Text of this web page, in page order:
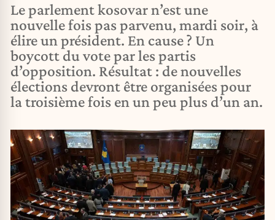
Le parlement kosovar n’est une
nouvelle fois pas parvenu, mardi soir, à
élire un président. En cause ? Un
boycott du vote par les partis
d’opposition. Résultat : de nouvelles
élections devront être organisées pour
la troisième fois en un peu plus d’un an.